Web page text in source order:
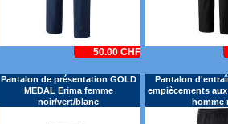
50.00 CHF
Pantalon de présentation GOLD
MEDAL Erima femme
noir/vert/blanc
Pantalon
empiècements
homme